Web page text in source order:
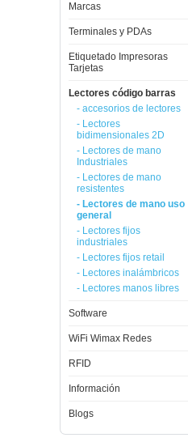
Marcas
Terminales y PDAs
Etiquetado Impresoras
Tarjetas
Lectores código barras
- accesorios de lectores
- Lectores
bidimensionales 2D
- Lectores de mano
Industriales
- Lectores de mano
resistentes
- Lectores de mano uso
general
- Lectores fijos
industriales
- Lectores fijos retail
- Lectores inalámbricos
- Lectores manos libres
Software
WiFi Wimax Redes
RFID
Información
Blogs